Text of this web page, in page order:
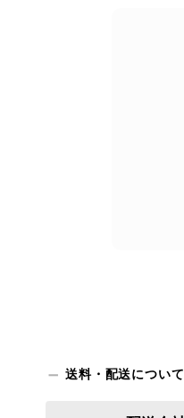
送料・配送について